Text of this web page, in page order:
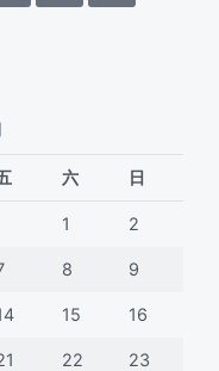
六 日
1 2
8 9
15 16
22 23